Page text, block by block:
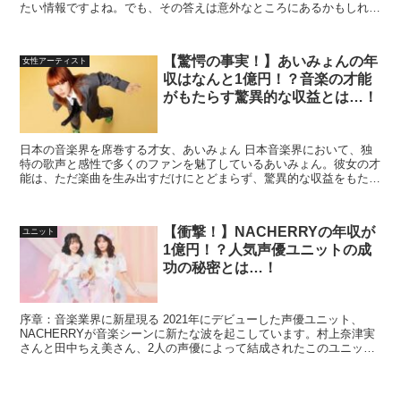
たい情報ですよね。でも、その答えは意外なところにあるかもしれま
女性アーティスト
【驚愕の事実！】あいみょんの年
収はなんと1億円！？音楽の才能
がもたらす驚異的な収益とは…！
日本の音楽界を席巻する才女、あいみょん 日本音楽界において、独
特の歌声と感性で多くのファンを魅了しているあいみょん。彼女の才
能は、ただ楽曲を生み出すだけにとどまらず、驚異的な収益をもたら
ユニット
【衝撃！】NACHERRYの年収が
1億円！？人気声優ユニットの成
功の秘密とは…！
序章：音楽業界に新星現る 2021年にデビューした声優ユニット、
NACHERRYが音楽シーンに新たな波を起こしています。村上奈津実
さんと田中ちえ美さん、2人の声優によって結成されたこのユニット